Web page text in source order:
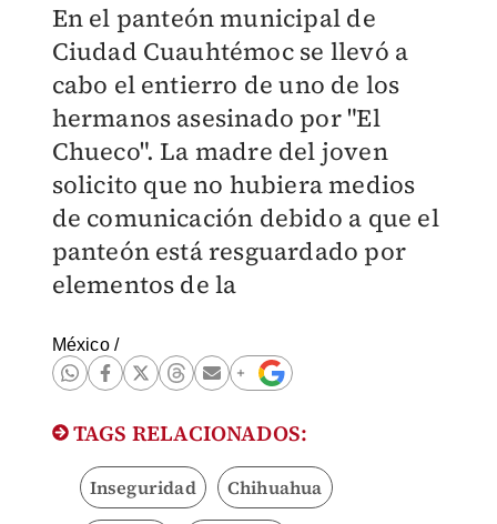
En el panteón municipal de
Ciudad Cuauhtémoc se llevó a
cabo el entierro de uno de los
hermanos asesinado por "El
Chueco". La madre del joven
solicito que no hubiera medios
de comunicación debido a que el
panteón está resguardado por
elementos de la
México/
TAGS RELACIONADOS:
Inseguridad Chihuahua